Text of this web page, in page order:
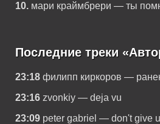
10. мари краймбрери — ты
Последние треки
23:18 филипп киркоров —
23:16 zvonkiy — deja vu
23:09 peter gabriel — don't give